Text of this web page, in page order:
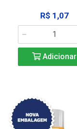
R$ 1,07
Adicionar